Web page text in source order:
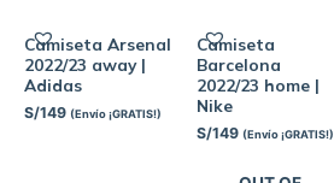
Camiseta Arsenal
2022/23 away |
Adidas
S/149 (Envío ¡GRATIS!)
Camiseta
Barcelona
2022/23 home |
Nike
S/149 (Envío ¡GRATIS!)